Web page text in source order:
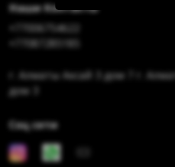
Наши Контакты
+77006754622
+77087285185
г. Алматы Аксай 3 дом 7 г.
дом 3
Соц сети